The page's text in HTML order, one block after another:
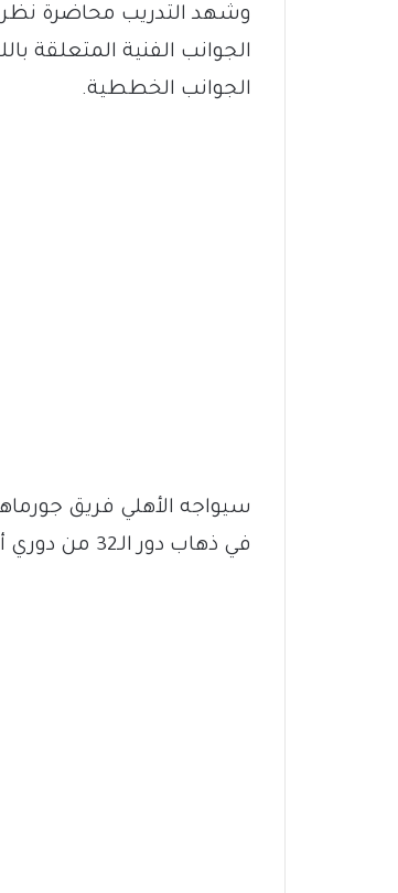
وشهد التدريب محاضرة
الجوانب الفنية المتعلقة
الجوانب الخططية.
سيواجه الأهلي فريق
في ذهاب دور الـ32 من دوري أبطال إفريقيا.